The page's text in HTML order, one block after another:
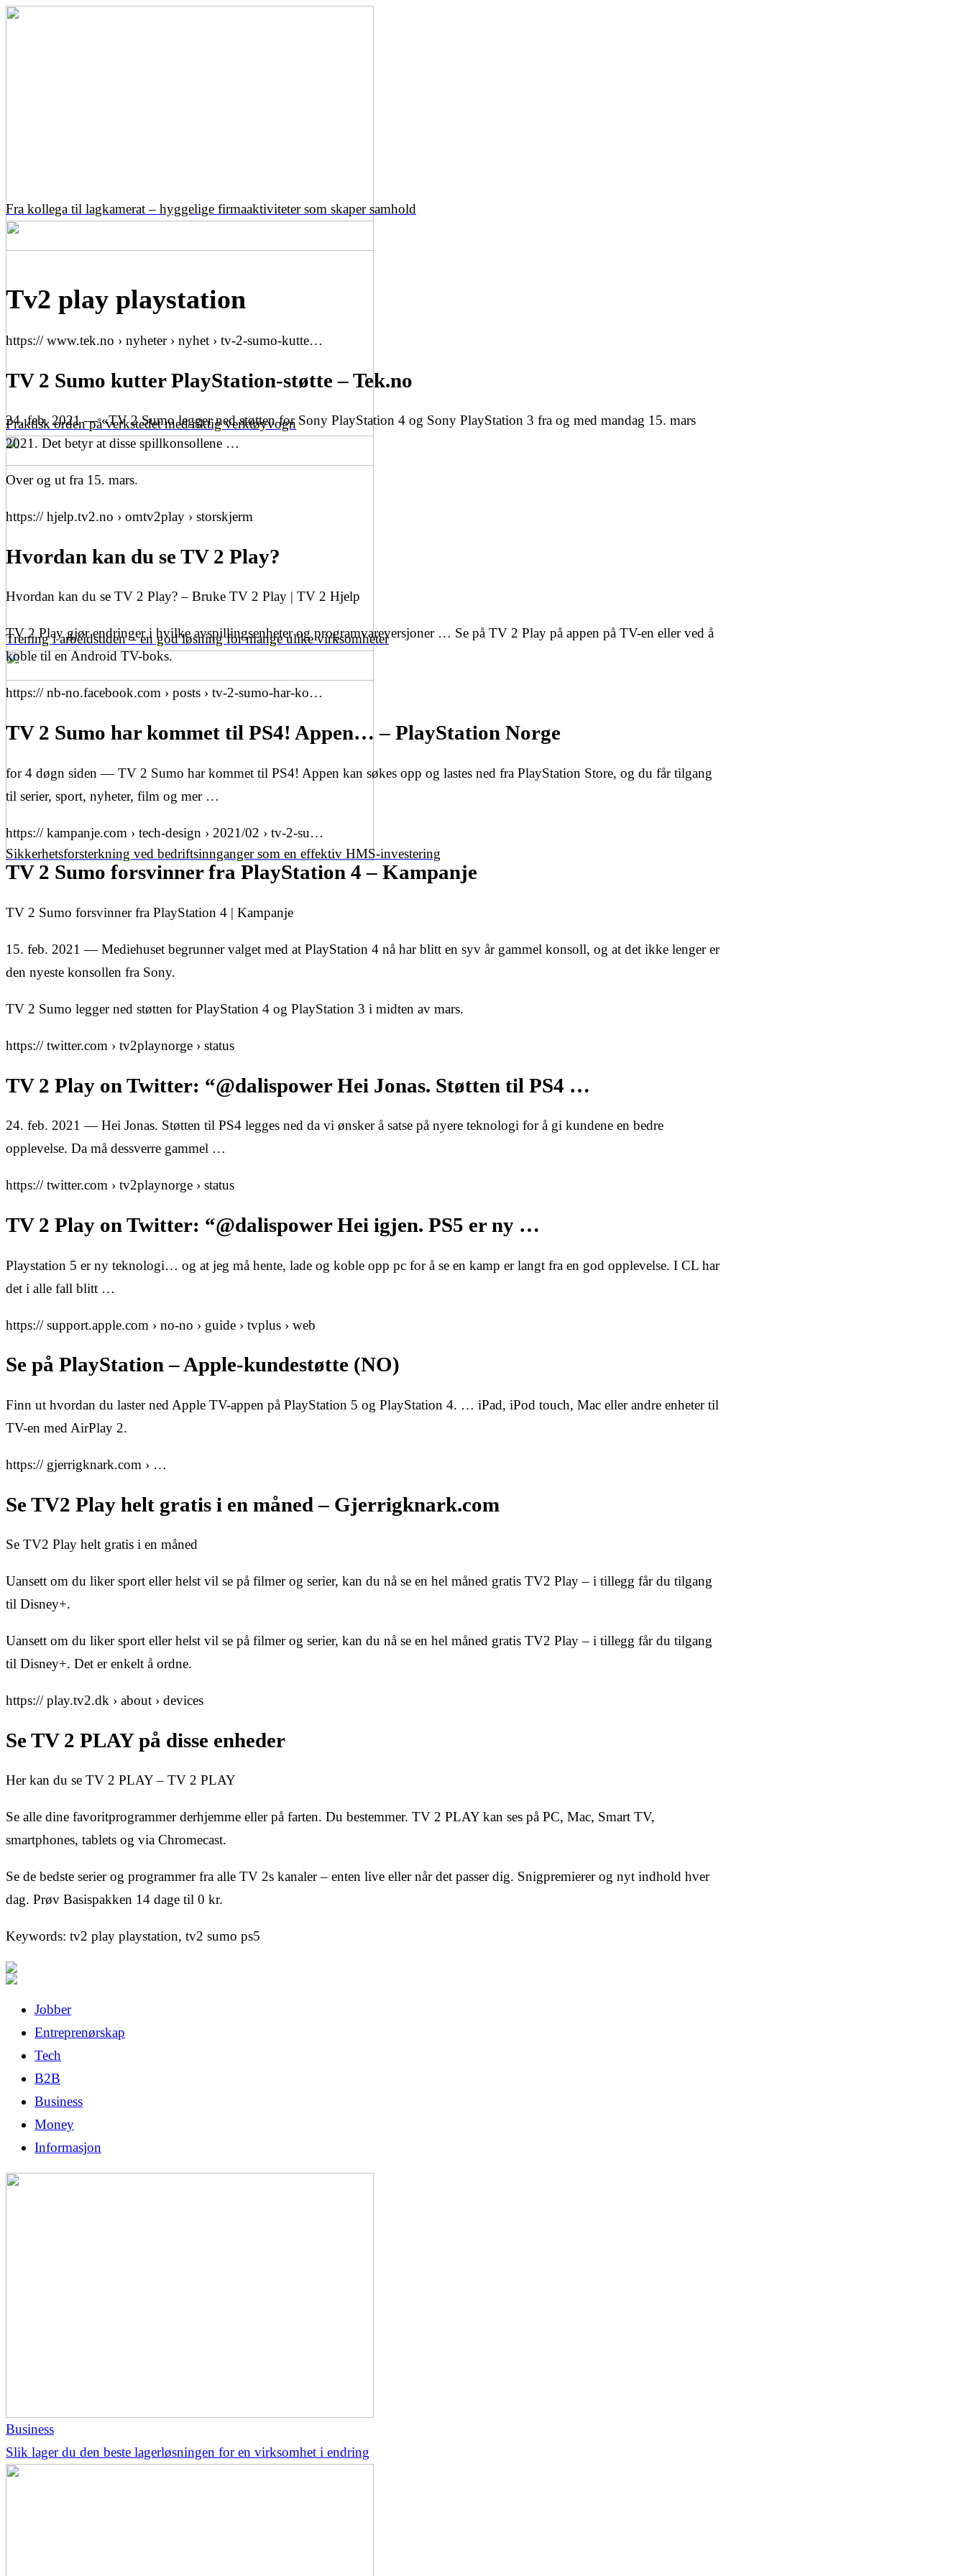
Fra kollega til lagkamerat – hyggelige firmaaktiviteter som skaper samhold
Praktisk orden på verkstedet med riktig verktøyvogn
Trening i arbeidstiden – en god løsning for mange ulike virksomheter
Sikkerhetsforsterkning ved bedriftsinnganger som en effektiv HMS-investering
Tv2 play playstation
https:// www.tek.no › nyheter › nyhet › tv-2-sumo-kutte…
TV 2 Sumo kutter PlayStation-støtte – Tek.no
24. feb. 2021 — «TV 2 Sumo legger ned støtten for Sony PlayStation 4 og Sony PlayStation 3 fra og med mandag 15. mars
2021. Det betyr at disse spillkonsollene …
Over og ut fra 15. mars.
https:// hjelp.tv2.no › omtv2play › storskjerm
Hvordan kan du se TV 2 Play?
Hvordan kan du se TV 2 Play? – Bruke TV 2 Play | TV 2 Hjelp
TV 2 Play gjør endringer i hvilke avspillingsenheter og programvareversjoner … Se på TV 2 Play på appen på TV-en eller ved å
koble til en Android TV-boks.
https:// nb-no.facebook.com › posts › tv-2-sumo-har-ko…
TV 2 Sumo har kommet til PS4! Appen… – PlayStation Norge
for 4 døgn siden — TV 2 Sumo har kommet til PS4! Appen kan søkes opp og lastes ned fra PlayStation Store, og du får tilgang
til serier, sport, nyheter, film og mer …
https:// kampanje.com › tech-design › 2021/02 › tv-2-su…
TV 2 Sumo forsvinner fra PlayStation 4 – Kampanje
TV 2 Sumo forsvinner fra PlayStation 4 | Kampanje
15. feb. 2021 — Mediehuset begrunner valget med at PlayStation 4 nå har blitt en syv år gammel konsoll, og at det ikke lenger er
den nyeste konsollen fra Sony.
TV 2 Sumo legger ned støtten for PlayStation 4 og PlayStation 3 i midten av mars.
https:// twitter.com › tv2playnorge › status
TV 2 Play on Twitter: “@dalispower Hei Jonas. Støtten til PS4 …
24. feb. 2021 — Hei Jonas. Støtten til PS4 legges ned da vi ønsker å satse på nyere teknologi for å gi kundene en bedre
opplevelse. Da må dessverre gammel …
https:// twitter.com › tv2playnorge › status
TV 2 Play on Twitter: “@dalispower Hei igjen. PS5 er ny …
Playstation 5 er ny teknologi… og at jeg må hente, lade og koble opp pc for å se en kamp er langt fra en god opplevelse. I CL har
det i alle fall blitt …
https:// support.apple.com › no-no › guide › tvplus › web
Se på PlayStation – Apple-kundestøtte (NO)
Finn ut hvordan du laster ned Apple TV-appen på PlayStation 5 og PlayStation 4. … iPad, iPod touch, Mac eller andre enheter til
TV-en med AirPlay 2.
https:// gjerrigknark.com › …
Se TV2 Play helt gratis i en måned – Gjerrigknark.com
Se TV2 Play helt gratis i en måned
Uansett om du liker sport eller helst vil se på filmer og serier, kan du nå se en hel måned gratis TV2 Play – i tillegg får du tilgang
til Disney+.
Uansett om du liker sport eller helst vil se på filmer og serier, kan du nå se en hel måned gratis TV2 Play – i tillegg får du tilgang
til Disney+. Det er enkelt å ordne.
https:// play.tv2.dk › about › devices
Se TV 2 PLAY på disse enheder
Her kan du se TV 2 PLAY – TV 2 PLAY
Se alle dine favoritprogrammer derhjemme eller på farten. Du bestemmer. TV 2 PLAY kan ses på PC, Mac, Smart TV,
smartphones, tablets og via Chromecast.
Se de bedste serier og programmer fra alle TV 2s kanaler – enten live eller når det passer dig. Snigpremierer og nyt indhold hver
dag. Prøv Basispakken 14 dage til 0 kr.
Keywords: tv2 play playstation, tv2 sumo ps5
Jobber
Entreprenørskap
Tech
B2B
Business
Money
Informasjon
Business
Slik lager du den beste lagerløsningen for en virksomhet i endring